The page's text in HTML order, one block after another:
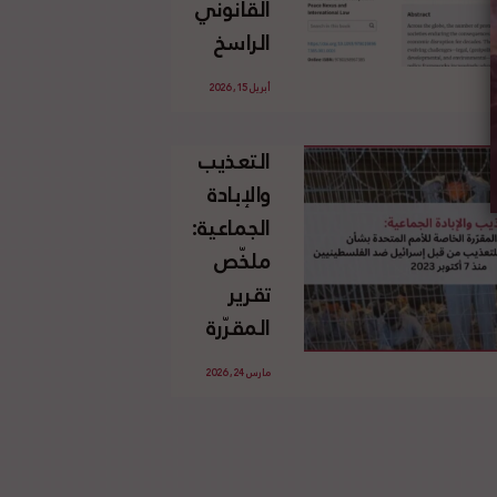
الإسرائيلي
غير
القانوني
الفلسطينية
القانوني
الراسخ
للاجئين
وحقهم
في العودة
بموجب
القانون
الدولي
أبريل 15, 2026
التعذيب
والإبادة
الجماعية:
ملخّص
تقرير
المقرّرة
الخاصة
مارس 24, 2026